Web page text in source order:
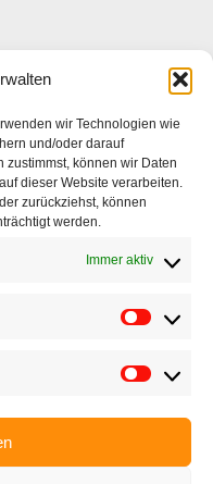
wir Technologien wie
und/oder darauf
können wir Daten
dieser Website verarbeiten.
zurückziehst, können
werden.
Immer aktiv
Germany